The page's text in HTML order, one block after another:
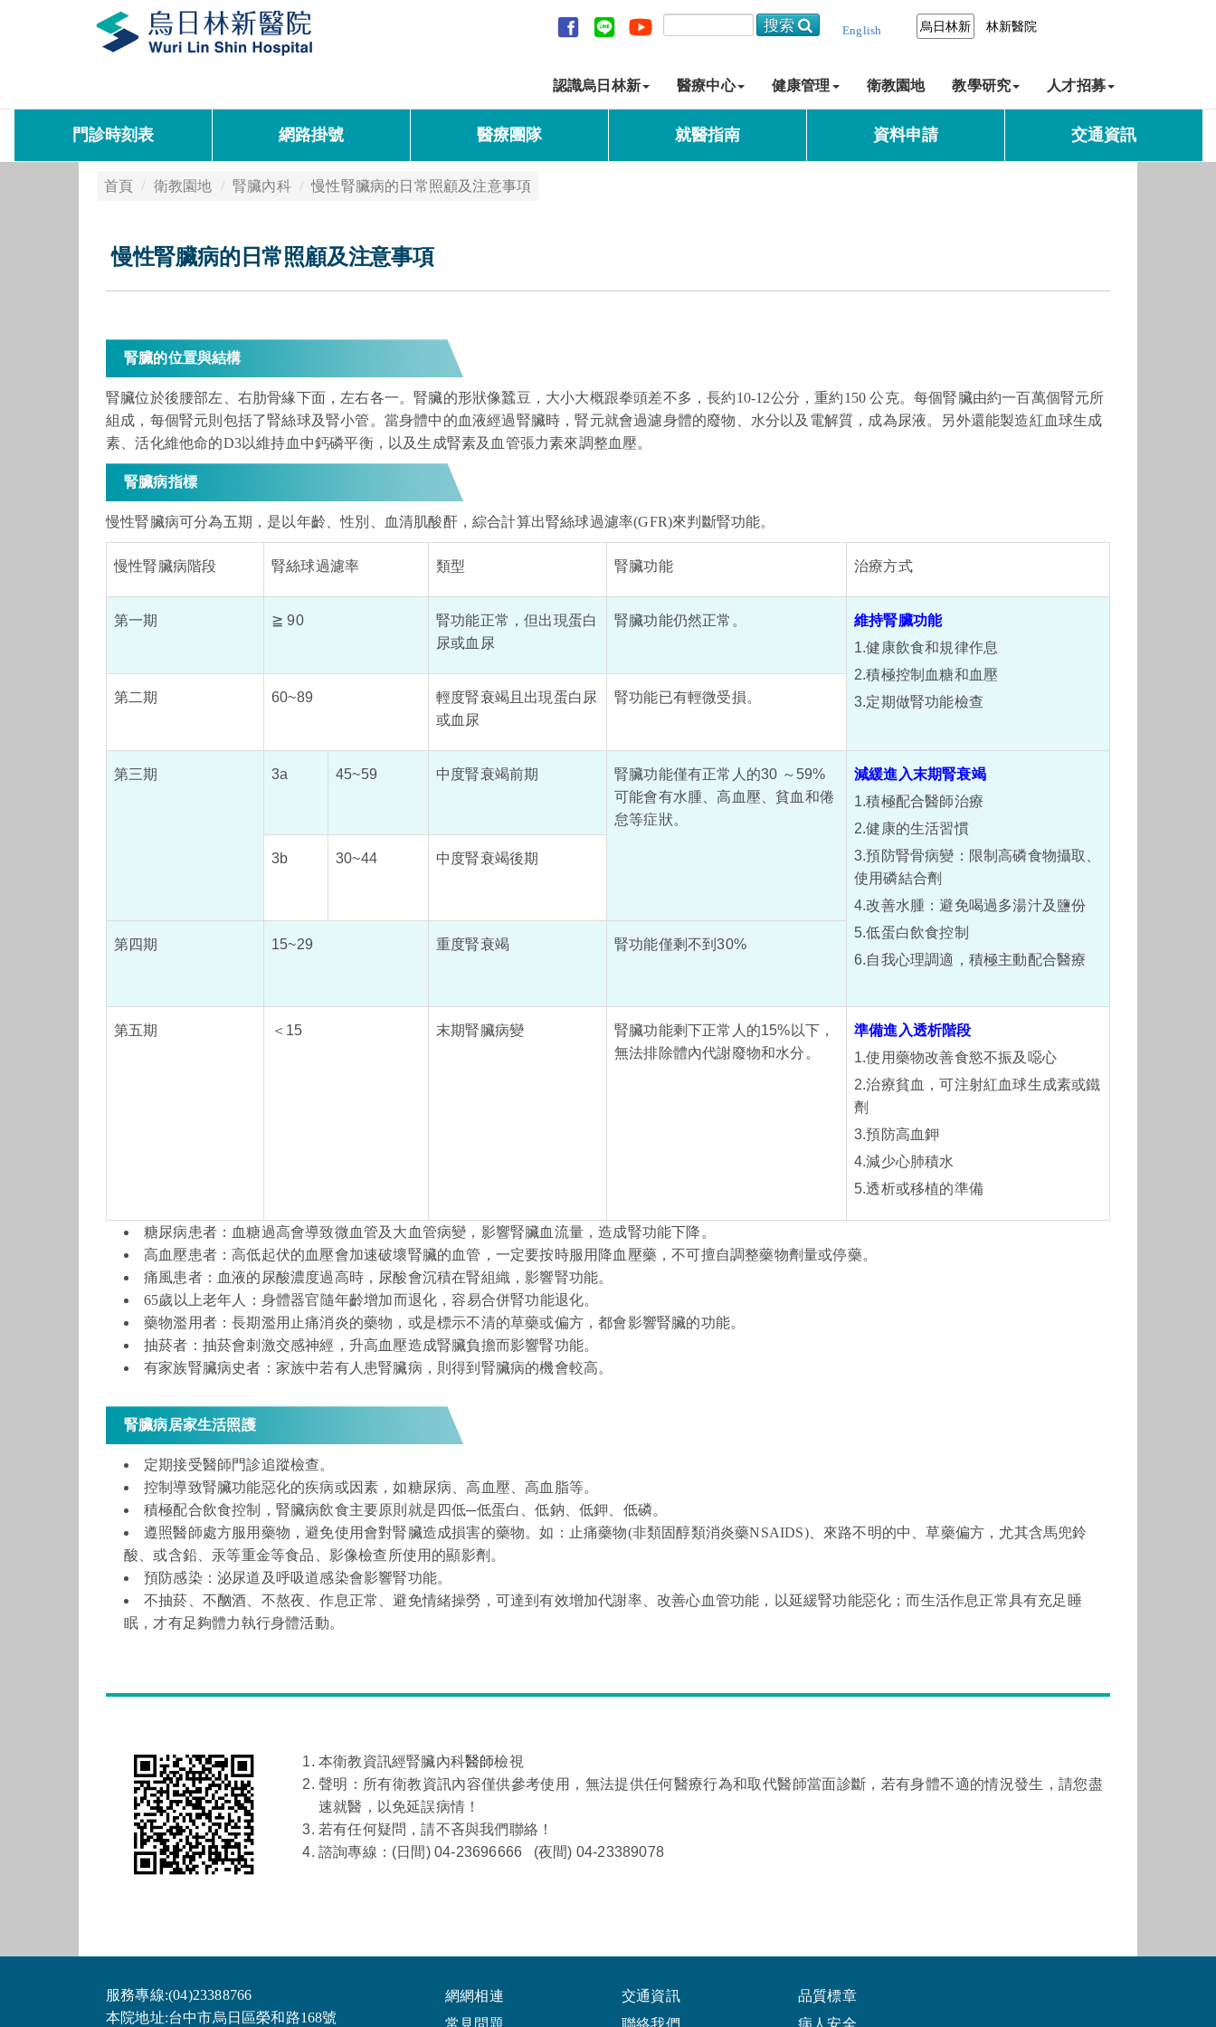
林新醫院
烏日林新
English
認識烏日林新 醫療中心 健康管理 衛教園地 教學研究 人才招募
門診時刻表 網路掛號 醫療團隊 就醫指南 資料申請 交通資訊
首頁 衛教園地 腎臟內科 慢性腎臟病的日常照顧及注意事項
慢性腎臟病的日常照顧及注意事項
腎臟的位置與結構
腎臟位於後腰部左、右肋骨緣下面，左右各一。腎臟的形狀像蠶豆，大小大概跟拳頭差不多，長約10-12公分，重約150 公克。每個腎臟由約一百萬個腎元所
組成，每個腎元則包括了腎絲球及腎小管。當身體中的血液經過腎臟時，腎元就會過濾身體的廢物、水分以及電解質，成為尿液。另外還能製造紅血球生成
素、活化維他命的D3以維持血中鈣磷平衡，以及生成腎素及血管張力素來調整血壓。
腎臟病指標
慢性腎臟病可分為五期，是以年齡、性別、血清肌酸酐，綜合計算出腎絲球過濾率(GFR)來判斷腎功能。
慢性腎臟病階段 腎絲球過濾率 類型 腎臟功能 治療方式
第一期 ≧ 90
腎功能正常，但出現蛋白
尿或血尿
腎臟功能仍然正常。
維持腎臟功能
1.健康飲食和規律作息
2.積極控制血糖和血壓
3.定期做腎功能檢查
第二期 60~89
輕度腎衰竭且出現蛋白尿
或血尿
腎功能已有輕微受損。
第三期 3a 45~59 中度腎衰竭前期
腎臟功能僅有正常人的30 ～59%
可能會有水腫、高血壓、貧血和倦
怠等症狀。
減緩進入末期腎衰竭
1.積極配合醫師治療
2.健康的生活習慣
3.預防腎骨病變：限制高磷食物攝取、
使用磷結合劑
4.改善水腫：避免喝過多湯汁及鹽份
5.低蛋白飲食控制
6.自我心理調適，積極主動配合醫療
3b 30~44 中度腎衰竭後期
第四期 15~29 重度腎衰竭 腎功能僅剩不到30%
第五期 ＜15 末期腎臟病變
腎臟功能剩下正常人的15%以下，
無法排除體內代謝廢物和水分。
準備進入透析階段
1.使用藥物改善食慾不振及噁心
2.治療貧血，可注射紅血球生成素或鐵
劑
3.預防高血鉀
4.減少心肺積水
5.透析或移植的準備
糖尿病患者：血糖過高會導致微血管及大血管病變，影響腎臟血流量，造成腎功能下降。
高血壓患者：高低起伏的血壓會加速破壞腎臟的血管，一定要按時服用降血壓藥，不可擅自調整藥物劑量或停藥。
痛風患者：血液的尿酸濃度過高時，尿酸會沉積在腎組織，影響腎功能。
65歲以上老年人：身體器官隨年齡增加而退化，容易合併腎功能退化。
藥物濫用者：長期濫用止痛消炎的藥物，或是標示不清的草藥或偏方，都會影響腎臟的功能。
抽菸者：抽菸會刺激交感神經，升高血壓造成腎臟負擔而影響腎功能。
有家族腎臟病史者：家族中若有人患腎臟病，則得到腎臟病的機會較高。
腎臟病居家生活照護
定期接受醫師門診追蹤檢查。
控制導致腎臟功能惡化的疾病或因素，如糖尿病、高血壓、高血脂等。
積極配合飲食控制，腎臟病飲食主要原則就是四低─低蛋白、低鈉、低鉀、低磷。
遵照醫師處方服用藥物，避免使用會對腎臟造成損害的藥物。如：止痛藥物(非類固醇類消炎藥NSAIDS)、來路不明的中、草藥偏方，尤其含馬兜鈴
酸、或含鉛、汞等重金等食品、影像檢查所使用的顯影劑。
預防感染：泌尿道及呼吸道感染會影響腎功能。
不抽菸、不酗酒、不熬夜、作息正常、避免情緒操勞，可達到有效增加代謝率、改善心血管功能，以延緩腎功能惡化；而生活作息正常具有充足睡
眠，才有足夠體力執行身體活動。
本衛教資訊經腎臟內科醫師檢視
聲明：所有衛教資訊內容僅供參考使用，無法提供任何醫療行為和取代醫師當面診斷，若有身體不適的情況發生，請您盡
速就醫，以免延誤病情！
若有任何疑問，請不吝與我們聯絡！
諮詢專線：(日間) 04-23696666 (夜間) 04-23389078
服務專線:(04)23388766
本院地址:台中市烏日區榮和路168號
網網相連
交通資訊
品質標章